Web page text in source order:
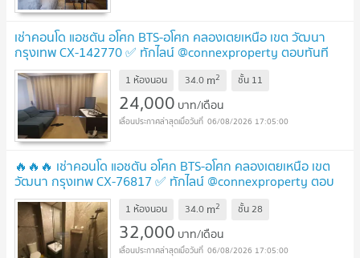
เช่าคอนโด แอชตัน อโศก BTS-อโศก คลองเตยเหนือ เขต วัฒนา
กรุงเทพ CX-142770 ✅ ทักไลน์ @connexproperty ตอบทันที
ทีมงานมืออาชีพ ✅
1 ห้องนอน 34.0 m2 ชั้น 11
24,000 บาท/เดือน
06/08/2026 17:05:00
🔥🔥🔥 เช่าคอนโด แอชตัน อโศก BTS-อโศก คลองเตยเหนือ เขต
วัฒนา กรุงเทพ CX-76817 ✅ ทักไลน์ @connexproperty ตอบ
ทันที ทีมงานมืออาชีพ ✅ 🔥🔥🔥
1 ห้องนอน 34.0 m2 ชั้น28
32,000 บาท/เดือน
06/08/2026 17:05:00